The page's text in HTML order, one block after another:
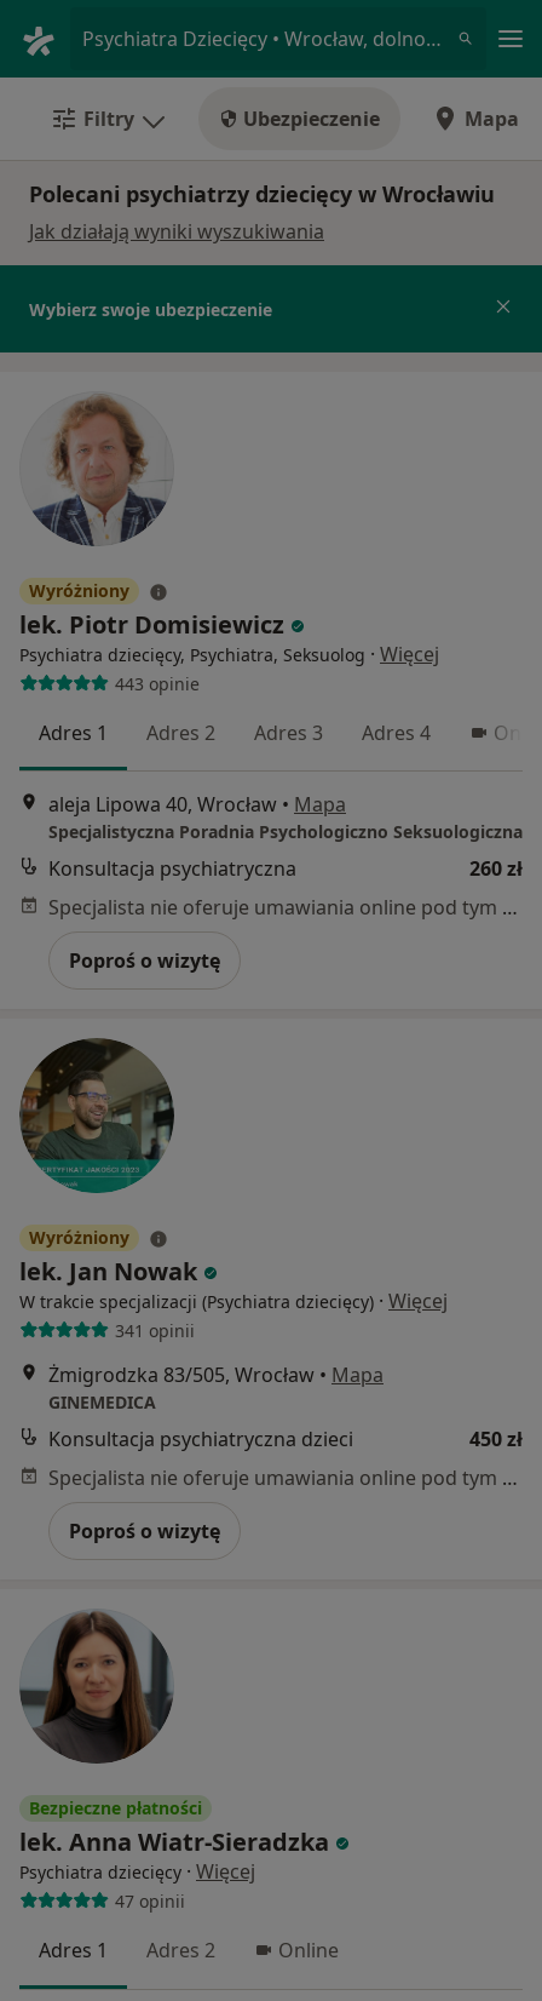
Psychiatra Dziecięcy • Wrocław, dolnośląskie
Filtry Ubezpieczenie Mapa
Polecani psychiatrzy dziecięcy w Wrocławiu
Jak działają wyniki wyszukiwania
Wybierz swoje ubezpieczenie
Wyróżniony
lek. Piotr Domisiewicz
Psychiatra dziecięcy, Psychiatra, Seksuolog · Więcej
443 opinie
Adres 1 Adres 2 Adres 3 Adres 4
aleja Lipowa 40, Wrocław • Mapa
Specjalistyczna Poradnia Psychologiczno Seksuologiczna
Konsultacja psychiatryczna
260 zł
Specjalista nie oferuje umawiania online pod tym adresem.
Poproś o wizytę
Wyróżniony
lek. Jan Nowak
W trakcie specjalizacji (Psychiatra dziecięcy) · Więcej
341 opinii
Żmigrodzka 83/505, Wrocław • Mapa
GINEMEDICA
Konsultacja psychiatryczna dzieci
450 zł
Specjalista nie oferuje umawiania online pod tym adresem.
Poproś o wizytę
Bezpieczne płatności
lek. Anna Wiatr-Sieradzka
Psychiatra dziecięcy · Więcej
47 opinii
Adres 1 Adres 2 Online